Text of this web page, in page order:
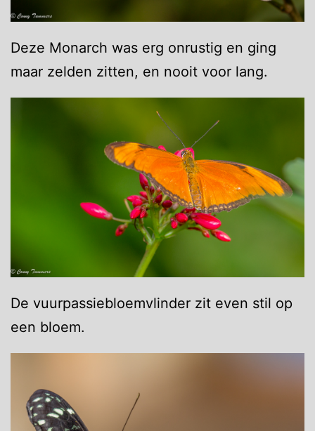
Deze Monarch was erg onrustig en ging
maar zelden zitten, en nooit voor lang.
De vuurpassiebloemvlinder zit even stil op
een bloem.